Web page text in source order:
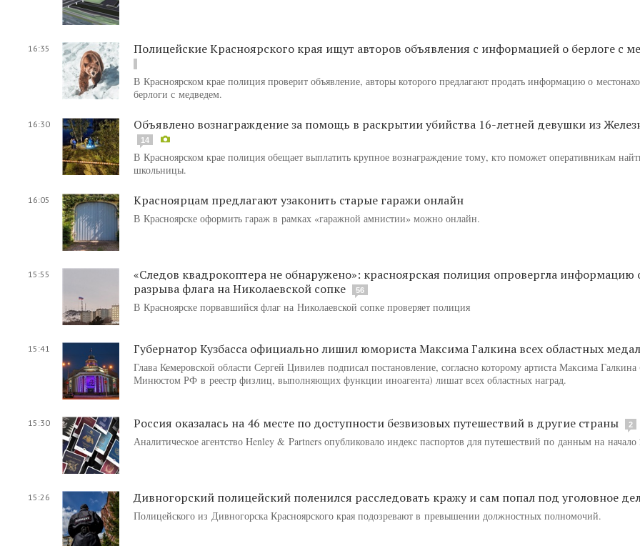
16:35 Полицейские Красноярского края ищут авторов объявления с информацией о берлоге с
В Красноярском крае полиция проверит объявление, авторы которого предлагают продать информацию о
берлоги с медведем.
16:30 Объявлено вознаграждение за помощь в раскрытии убийства 16-летней девушки из
14
В Красноярском крае полиция обещает выплатить крупное вознаграждение тому, кто поможет оперативникам
школьницы.
16:05 Красноярцам предлагают узаконить старые гаражи онлайн
В Красноярске оформить гараж в рамках «гаражной амнистии» можно онлайн.
15:55
«Следов квадрокоптера не обнаружено»: красноярская полиция опровергла информацию
разрыва флага на Николаевской сопке
56
В Красноярске порвавшийся флаг на Николаевской сопке проверяет полиция
15:41 Губернатор Кузбасса официально лишил юмориста Максима Галкина всех областных
Глава Кемеровской области Сергей Цивилев подписал постановление, согласно которому артиста Максима Галкина
Минюстом РФ в реестр физлиц, выполняющих функции иноагента) лишат всех областных наград.
15:30 Россия оказалась на 46 месте по доступности безвизовых путешествий в другие страны 2
Аналитическое агентство Henley & Partners опубликовало индекс паспортов для путешествий по данным на начало
15:26 Дивногорский полицейский поленился расследовать кражу и сам попал под уголовное
Полицейского из Дивногорска Красноярского края подозревают в превышении должностных полномочий.